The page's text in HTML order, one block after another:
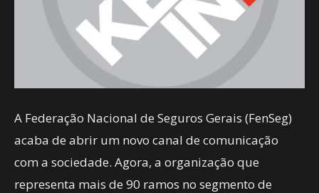
A Federação Nacional de Seguros Gerais (FenSeg)
acaba de abrir um novo canal de comunicação
com a sociedade. Agora, a organização que
representa mais de 90 ramos no segmento de